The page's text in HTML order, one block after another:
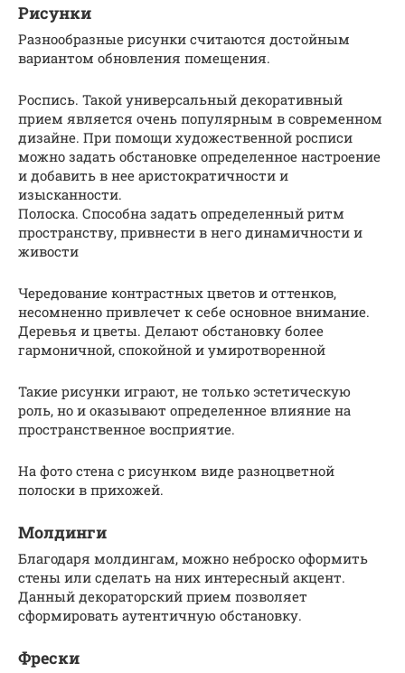
Рисунки
Разнообразные рисунки считаются достойным
вариантом обновления помещения.
Роспись. Такой универсальный декоративный
прием является очень популярным в современном
дизайне. При помощи художественной росписи
можно задать обстановке определенное настроение
и добавить в нее аристократичности и
изысканности.
Полоска. Способна задать определенный ритм
пространству, привнести в него динамичности и
живости
Чередование контрастных цветов и оттенков,
несомненно привлечет к себе основное внимание.
Деревья и цветы. Делают обстановку более
гармоничной, спокойной и умиротворенной
Такие рисунки играют, не только эстетическую
роль, но и оказывают определенное влияние на
пространственное восприятие.
На фото стена с рисунком виде разноцветной
полоски в прихожей.
Молдинги
Благодаря молдингам, можно неброско оформить
стены или сделать на них интересный акцент.
Данный декораторский прием позволяет
сформировать аутентичную обстановку.
Фрески